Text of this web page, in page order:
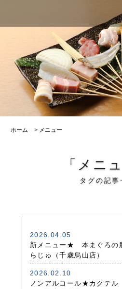
ホーム > メニュー
「メニ
タグの記事
2026.04.05
新メニュー★ 本まぐろの
らじゅ（千歳烏山店）
2026.02.10
ノンアルコール★カクテ